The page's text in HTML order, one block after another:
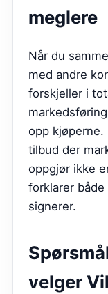
meglere
Når du
med andre
forskjeller i
opp
tilbud der
oppgjør ikke
forklarer
signerer.
velger